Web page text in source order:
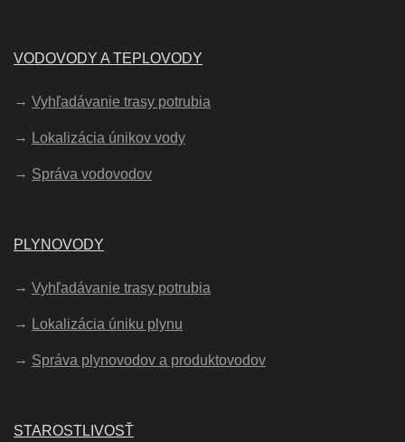
VODOVODY A TEPLOVODY
Vyhľadávanie trasy potrubia
Lokalizácia únikov vody
Správa vodovodov
PLYNOVODY
Vyhľadávanie trasy potrubia
Lokalizácia úniku plynu
Správa plynovodov a produktovodov
STAROSTLIVOSŤ